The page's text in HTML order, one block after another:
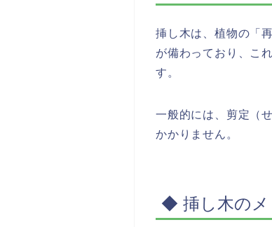
挿し木は、植物の「
が備わっており、こ
す。
一般的には、剪定（
かかりません。
◆ 挿し木のメ